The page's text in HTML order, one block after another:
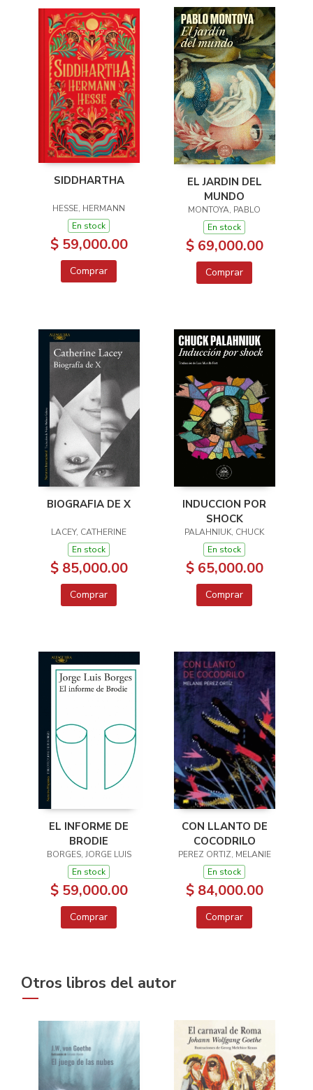
SIDDHARTHA
HESSE, HERMANN
En stock
$ 59,000.00
Comprar
EL JARDIN DEL
MUNDO
MONTOYA, PABLO
En stock
$ 69,000.00
Comprar
BIOGRAFIA DE X
LACEY, CATHERINE
En stock
$ 85,000.00
Comprar
INDUCCION POR
SHOCK
PALAHNIUK, CHUCK
En stock
$ 65,000.00
Comprar
EL INFORME DE
BRODIE
BORGES, JORGE LUIS
En stock
$ 59,000.00
Comprar
CON LLANTO DE
COCODRILO
PEREZ ORTIZ, MELANIE
En stock
$ 84,000.00
Comprar
Otros libros del autor